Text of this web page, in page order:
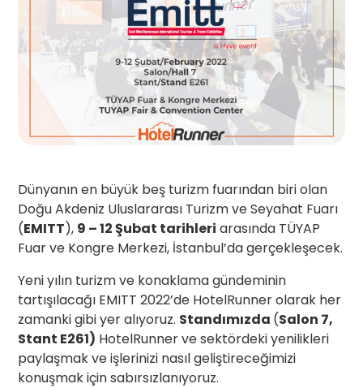
Dünyanın en büyük beş turizm fuarından biri olan
Doğu Akdeniz Uluslararası Turizm ve Seyahat Fuarı
(EMITT), 9 – 12 Şubat tarihleri arasında TÜYAP
Fuar ve Kongre Merkezi, İstanbul’da gerçekleşecek.
Yeni yılın turizm ve konaklama gündeminin
tartışılacağı EMITT 2022’de HotelRunner olarak her
zamanki gibi yer alıyoruz. Standımızda (Salon 7,
Stant E261) HotelRunner ve sektördeki yenilikleri
paylaşmak ve işlerinizi nasıl geliştireceğimizi
konuşmak için sabırsızlanıyoruz.